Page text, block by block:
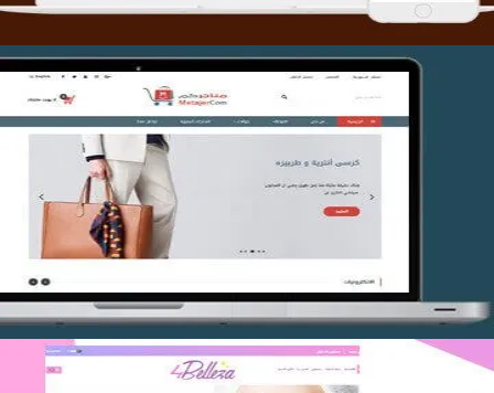
تصميم متجر متاجركم